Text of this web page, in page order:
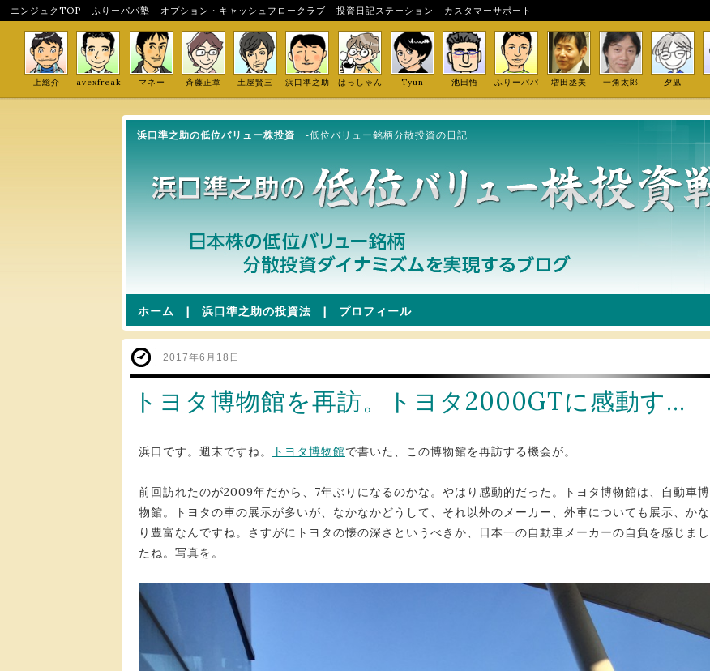
エンジュクTOP ふりーパパ塾 オプション・キャッシュフロークラブ 投資日記ステーション カスタマーサポート
上総介 avexfreak マネー 斉藤正章 土屋賢三 浜口準之助 はっしゃん Tyun 池田悟 ふりーパパ 増田丞美 一角太郎 夕凪
浜口準之助の低位バリュー株投資 -低位バリュー銘柄分散投資の日記
ホーム | 浜口準之助の投資法 | プロフィール
2017年6月18日
トヨタ博物館を再訪。トヨタ2000GTに感動す…
浜口です。週末ですね。 トヨタ博物館で書いた、この博物館を再訪する機会が。
前回訪れたのが2009年だから、7年ぶりになるのかな。やはり感動的だった。トヨタ博物館は、自動車博
物館。トヨタの車の展示が多いが、なかなかどうして、それ以外のメーカー、外車についても展示、かな
り豊富なんですね。さすがにトヨタの懐の深さというべきか、日本一の自動車メーカーの自負を感じまし
たね。写真を。